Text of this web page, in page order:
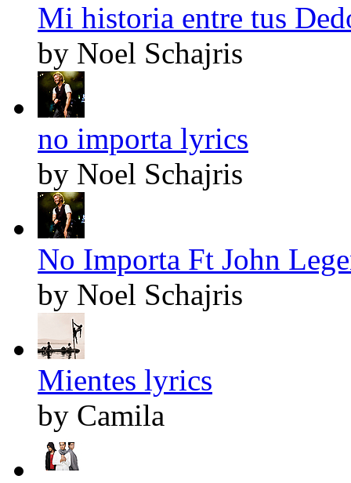
Mi historia entre tus
by Noel Schajris
no importa lyrics
by Noel Schajris
No Importa Ft John
by Noel Schajris
Mientes lyrics
by Camila